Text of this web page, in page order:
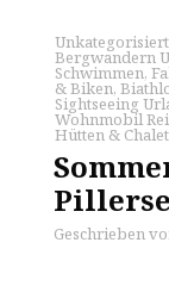
Unkategorisiert
Bergwandern
Schwimmen,
& Biken,
Sightseeing
Wohnmobil
Hütten &
Geschrieben